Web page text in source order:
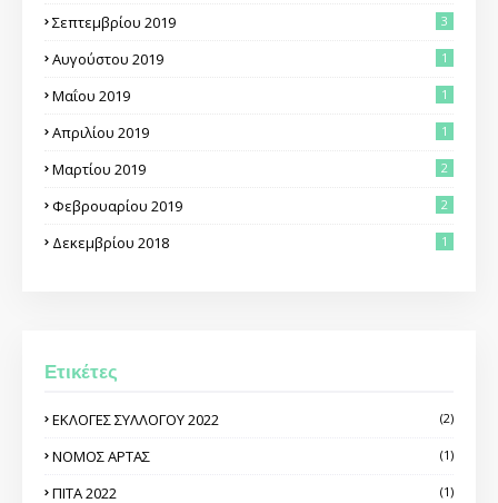
Σεπτεμβρίου 2019 3
Αυγούστου 2019 1
Μαΐου 2019 1
Απριλίου 2019 1
Μαρτίου 2019 2
Φεβρουαρίου 2019 2
Δεκεμβρίου 2018 1
Ετικέτες
ΕΚΛΟΓΕΣ ΣΥΛΛΟΓΟΥ 2022 (2)
ΝΟΜΟΣ ΑΡΤΑΣ (1)
ΠΙΤΑ 2022 (1)